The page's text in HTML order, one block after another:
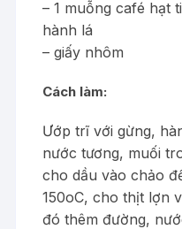
– 1 muỗng café hạt
hành lá
– giấy nhôm
Cách làm:
Ướp trĩ với gừng,
nước tương, muối
cho dầu vào chảo
150oC, cho thịt lợn
đó thêm đường,